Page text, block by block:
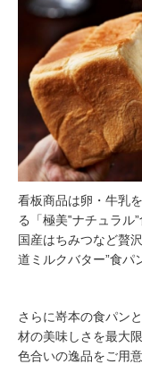
看板商品は卵・牛乳
る「極美‟ナチュラル
国産はちみつなど贅
道ミルクバター”食パ
さらに嵜本の食パン
材の美味しさを最大
色合いの逸品をご用